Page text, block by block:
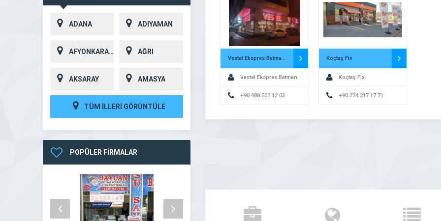
ADANA ADIYAMAN
AFYONKARAHİSAR AĞRI
AKSARAY AMASYA
TÜM İLLERİ GÖRÜNTÜLE
POPÜLER FİRMALAR
Vestel Ekspres Batman Merkez Turgut Özal Yetkili Kurumsal Satış Mağazası
Vestel Ekspres Batman
Merkez Turgut Özal Yetkili
+90 488 502 12 03
Koçtaş Fix
Koçtaş Fix
+90 274 217 17 71